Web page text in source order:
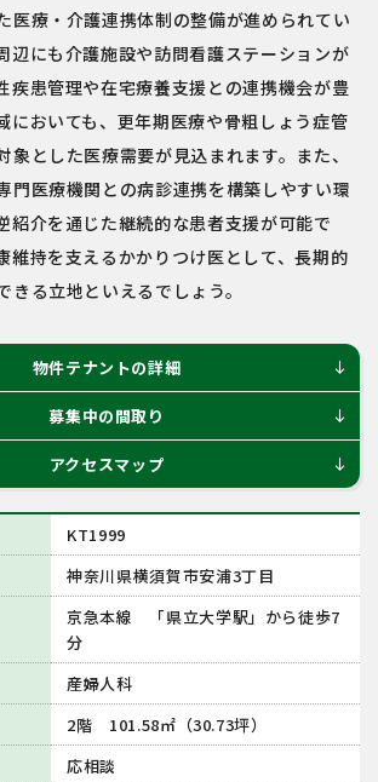
医療・介護連携体制の整備が進められてい
辺にも介護施設や訪問看護ステーションが
疾患管理や在宅療養支援との連携機会が豊
においても、更年期医療や骨粗しょう症管
象とした医療需要が見込まれます。また、
門医療機関との病診連携を構築しやすい環
紹介を通じた継続的な患者支援が可能で
維持を支えるかかりつけ医として、長期的
きる立地といえるでしょう。
物件テナントの詳細 south
募集中の間取り south
アクセスマップ south
KT1999
神奈川県横須賀市安浦3丁目
京急本線 「県立大学駅」から徒歩7
分
産婦人科
2階 101.58㎡（30.73坪）
応相談